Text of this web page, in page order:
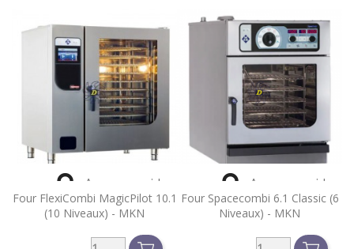
Four FlexiCombi MagicPilot 10.1
(10 Niveaux) - MKN
 Aperçu rapide
Four Spacecombi 6.1 Classic (6
Niveaux) - MKN
 Aperçu rapide